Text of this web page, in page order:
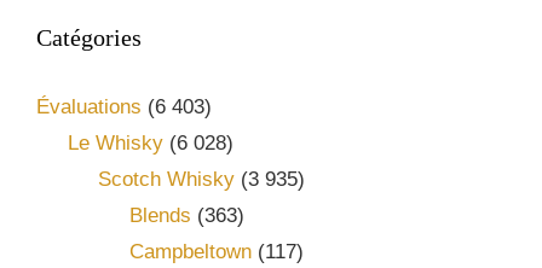
Catégories
Évaluations (6 403)
Le Whisky(6 028)
Scotch Whisky (3 935)
Blends (363)
Campbeltown(117)